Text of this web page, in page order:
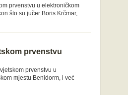
prvenstvu u elektroničkom
što su jučer Boris Krčmar,
prvenstvu
prvenstvu u
mjestu Benidorm, i već